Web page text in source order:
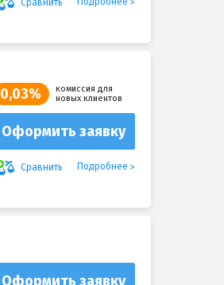
0,03%
комиссия для
новых клиентов
Оформить заявку
Сравнить Подробнее
Оформить заявку